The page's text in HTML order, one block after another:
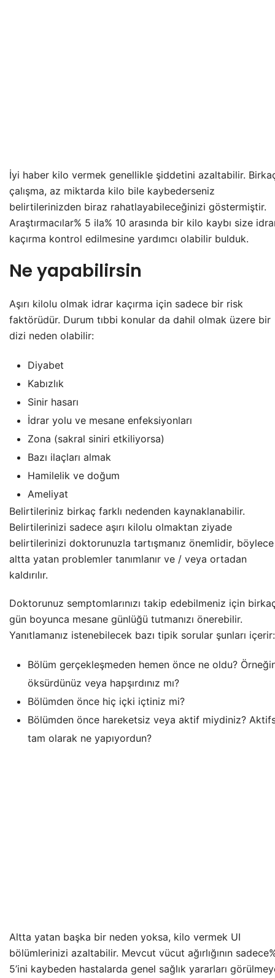
İyi haber kilo vermek genellikle şiddetini azaltabilir.
çalışma, az miktarda kilo bile kaybederseniz
belirtilerinizden biraz rahatlayabileceğinizi göstermiştir.
Araştırmacılar% 5 ila% 10 arasında bir kilo kaybı size
kaçırma kontrol edilmesine yardımcı olabilir bulduk.
Ne yapabilirsin
Aşırı kilolu olmak idrar kaçırma için sadece bir risk
faktörüdür. Durum tıbbi konular da dahil olmak üzere bir
dizi neden olabilir:
Diyabet
Kabızlık
Sinir hasarı
İdrar yolu ve mesane enfeksiyonları
Zona (sakral siniri etkiliyorsa)
Bazı ilaçları almak
Hamilelik ve doğum
Ameliyat
Belirtileriniz birkaç farklı nedenden kaynaklanabilir.
Belirtilerinizi sadece aşırı kilolu olmaktan ziyade
belirtilerinizi doktorunuzla tartışmanız önemlidir, böylece
altta yatan problemler tanımlanır ve / veya ortadan
kaldırılır.
Doktorunuz semptomlarınızı takip edebilmeniz için
gün boyunca mesane günlüğü tutmanızı önerebilir.
Yanıtlamanız istenebilecek bazı tipik sorular şunları içerir:
Bölüm gerçekleşmeden hemen önce ne oldu?
öksürdünüz veya hapşırdınız mı?
Bölümden önce hiç içki içtiniz mi?
Bölümden önce hareketsiz veya aktif miydiniz?
tam olarak ne yapıyordun?
Altta yatan başka bir neden yoksa, kilo vermek UI
bölümlerinizi azaltabilir. Mevcut vücut ağırlığının
5’ini kaybeden hastalarda genel sağlık yararları